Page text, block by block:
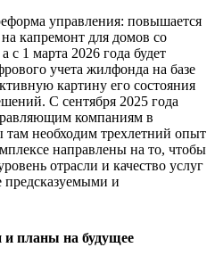
управления: повышается
капремонт для домов со
с 1 марта 2026 года будет
учета жилфонда на базе
картину его состояния
С сентября 2025 года
компаниям в
там необходим трехлетний опыт
направлены на то, чтобы
отрасли и качество услуг
предсказуемыми и
планы на будущее